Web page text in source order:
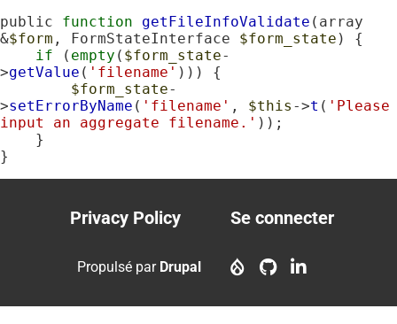
public function getFileInfoValidate (array
&$form , FormStateInterface $form_state ) {
if ( empty ( $form_state-
>getValue ( 'filename' ))) {
$form_state-
>setErrorByName ( 'filename' , $this ->t ( 'Please
input an aggregate filename.' ));
}
Footer
menu
Privacy Policy
account
Se connecter
Propulsé par Drupal